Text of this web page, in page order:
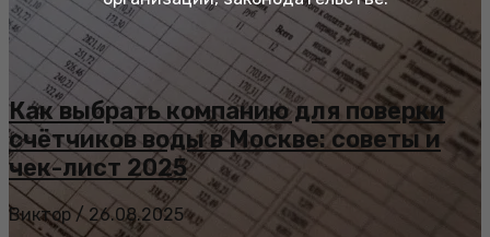
Как выбрать компанию для поверки
счётчиков воды в Москве: советы и
чек-лист 2025
Виктор / 26.08.2025